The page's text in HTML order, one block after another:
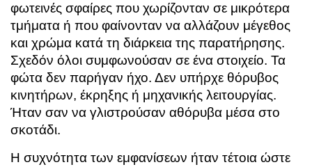
φωτεινές σφαίρες που χωρίζονταν σε μικρότερα
τμήματα ή που φαίνονταν να αλλάζουν μέγεθος
και χρώμα κατά τη διάρκεια της παρατήρησης.
Σχεδόν όλοι συμφωνούσαν σε ένα στοιχείο. Τα
φώτα δεν παρήγαν ήχο. Δεν υπήρχε θόρυβος
κινητήρων, έκρηξης ή μηχανικής λειτουργίας.
Ήταν σαν να γλιστρούσαν αθόρυβα μέσα στο
σκοτάδι.
Η συχνότητα των εμφανίσεων ήταν τέτοια ώστε